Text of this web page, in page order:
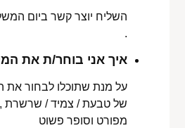
השליח יוצר קשר ביום
.
איך אני בוחר/ת את
על מנת שתוכלו לבחור
של טבעת / צמיד / שרשרת ,
מפורט וסופר פשוט